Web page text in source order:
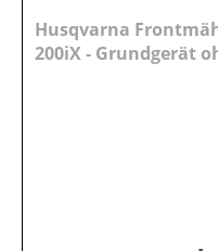
Husqvarna
200iX - Grundgerät